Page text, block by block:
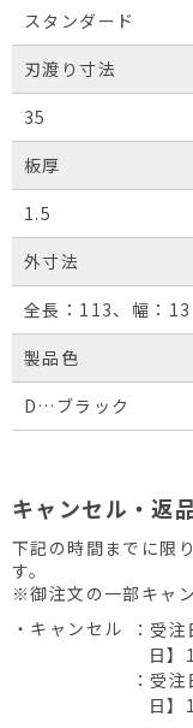
スタンダード
刃渡り寸法
35
板厚
1.5
外寸法
全長：113、幅：13
製品色
D…ブラック
キャンセル・返
下記の時間までに限
す。
※御注文の一部キャ
・キャンセル
：受
日】
：受
日】